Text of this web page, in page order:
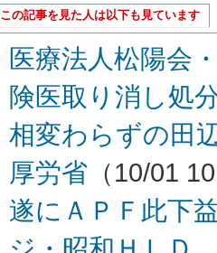
この記事を見た人は以下も見ています
医療法人松陽会
険医取り消し処
相変わらずの田
厚労省 （10/01
遂にＡＰＦ此下